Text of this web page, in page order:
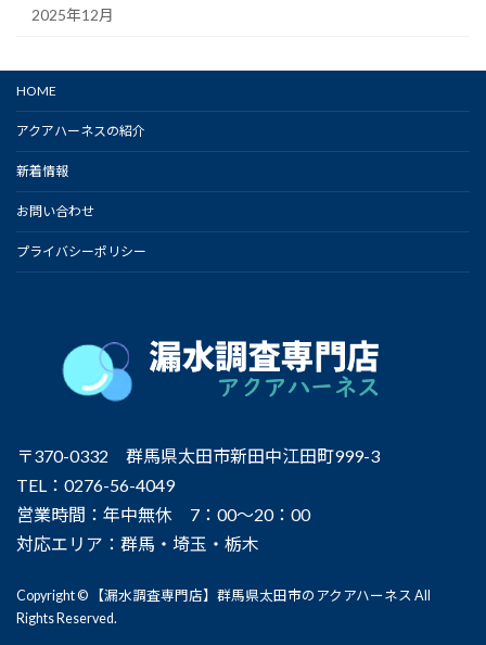
2025年12月
HOME
アクアハーネスの紹介
新着情報
お問い合わせ
プライバシーポリシー
〒370-0332 群馬県太田市新田中江田町999-3
TEL：0276-56-4049
営業時間：年中無休 7：00～20：00
対応エリア：群馬・埼玉・栃木
Copyright © 【漏水調査専門店】群馬県太田市のアクアハーネス All
Rights Reserved.